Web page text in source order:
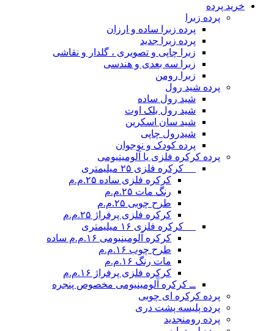
خرید پرده
پرده زبرا
پرده زبرا ساده و ارزان
پرده زبرا جدید
زبرا چاپی و تصویری ، گلدار و نقاشی
زبرا سه بعدی و هندسی
زبرا رومن
پرده شید رول
شید رول ساده
شید رول بلک اوت
شید سان اسکرین
شیدرول چاپی
پرده کودک و نوجوان
پرده کرکره فلزی یا آلومینیومی
__ کرکره فلزی ۲۵ میلیمتری
کرکره فلزی ساده ۲۵.م.م
رنگ مات ۲۵.م.م
طرح چوبی ۲۵.م.م
کرکره فلزی پرفراژ ۲۵.م.م
__ کرکره فلزی ۱۶ میلیمتری
کرکره آلومینیومی ۱۶.م.م ساده
طرح چوب ۱۶.م.م
مات رنگ ۱۶.م.م
کرکره فلزی پرفراژ ۱۶.م.م
ــ کرکره آلومینیومی مخصوص پنجره
پرده کرکره ای چوبی
پرده پلیسه پشت دری
پرده رومنجدید